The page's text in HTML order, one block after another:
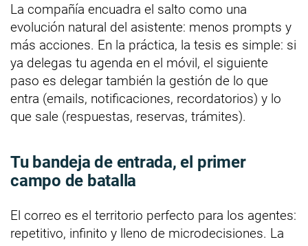
La compañía encuadra el salto como una
evolución natural del asistente: menos prompts y
más acciones. En la práctica, la tesis es simple: si
ya delegas tu agenda en el móvil, el siguiente
paso es delegar también la gestión de lo que
entra (emails, notificaciones, recordatorios) y lo
que sale (respuestas, reservas, trámites).
Tu bandeja de entrada, el primer
campo de batalla
El correo es el territorio perfecto para los agentes:
repetitivo, infinito y lleno de microdecisiones. La